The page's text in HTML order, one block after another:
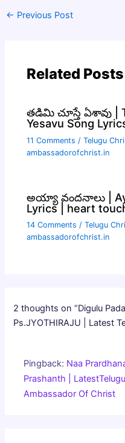
← Previous Post
Related Posts
తడిమి చూస్తే ఏశావు |
Yesavu Song
11 Comments /Telugu
ambassadorofchrist.in
అయ్యా వందనాలు |
Lyrics | heart
14 Comments /Telugu
ambassadorofchrist.in
2 thoughts on “Digulu
Ps.JYOTHIRAJU | Latest
Pingback: Naa
Prashanth |
Ambassador Of Christ